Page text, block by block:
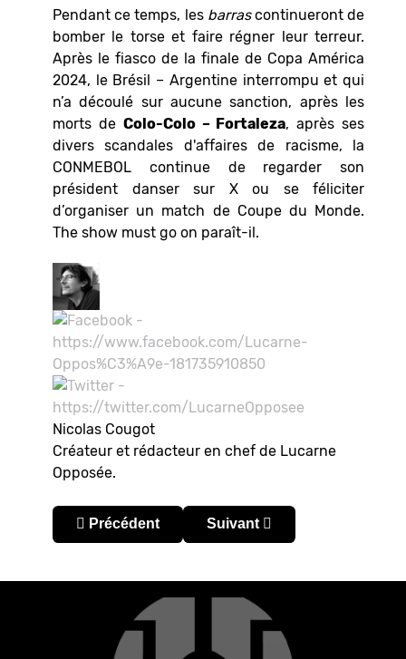
Pendant ce temps, les barrascontinueront de
bomber le torse et faire régner leur terreur.
Après le fiasco de la finale de Copa América
2024, le Brésil – Argentine interrompu et qui
n’a découlé sur aucune sanction, après les
morts de Colo-Colo – Fortaleza, après ses
divers scandales d'affaires de racisme, la
CONMEBOL continue de regarder son
président danser sur X ou se féliciter
d’organiser un match de Coupe du Monde.
The show must go on paraît-il.
Nicolas Cougot
Créateur et rédacteur en chef de Lucarne
Opposée.
Article précédent : Copa Sudamericana 2025 :
Précédent Article suivant : Copa
Suivant